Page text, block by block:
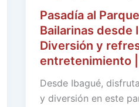
Pasadía al
Bailarinas desde
Diversión y
entretenimiento
Desde Ibagué,
y diversión en este